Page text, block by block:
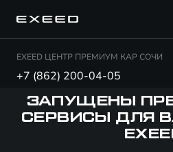
EXEED ЦЕНТР ПРЕМИУМ КАР СОЧИ
+7 (862) 200-04-05
ЗАПУЩЕНЫ
СЕРВИСЫ ДЛЯ